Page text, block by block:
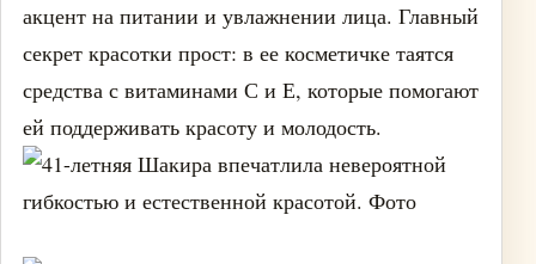
акцент на питании и увлажнении лица. Главный
секрет красотки прост: в ее косметичке таятся
средства с витаминами С и Е, которые помогают
ей поддерживать красоту и молодость.